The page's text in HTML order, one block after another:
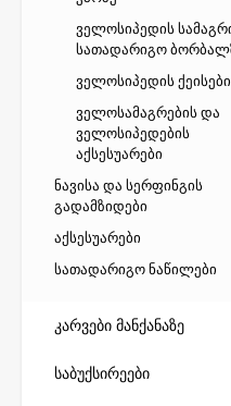
ველოსიპედის
სათადარიგო
ველოსიპედის ქეისები
ველოსამაგრების და
ველოსიპედების
აქსესუარები
ნავისა და სერფინგის
გადამზიდები
აქსესუარები
სათადარიგო ნაწილები
კარვები მანქანაზე
საბუქსირეები